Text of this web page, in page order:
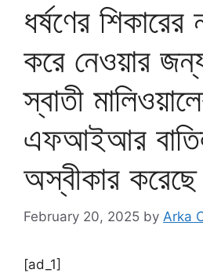
ধর্ষণের শিকারের
করে নেওয়ার
স্বাতী
এফআইআর
অস্বীকার করেছে
February 20, 2025 by Arka
[ad_1]